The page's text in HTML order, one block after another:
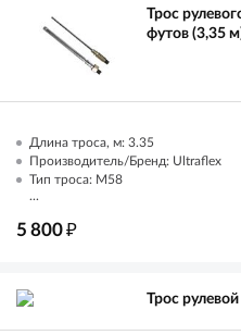
Трос
футов (3,35
Длина троса, м: 3.35
Производитель/Бренд: Ultraflex
Тип троса: M58
...
5 800₽
Трос